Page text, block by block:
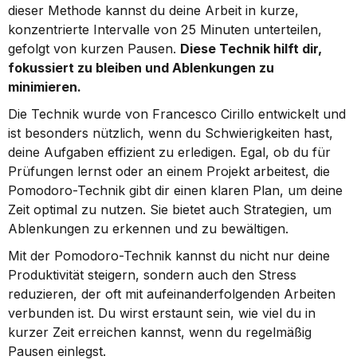
dieser Methode kannst du deine Arbeit in kurze,
konzentrierte Intervalle von 25 Minuten unterteilen,
gefolgt von kurzen Pausen. Diese Technik hilft dir,
fokussiert zu bleiben und Ablenkungen zu
minimieren.
Die Technik wurde von Francesco Cirillo entwickelt und
ist besonders nützlich, wenn du Schwierigkeiten hast,
deine Aufgaben effizient zu erledigen. Egal, ob du für
Prüfungen lernst oder an einem Projekt arbeitest, die
Pomodoro-Technik gibt dir einen klaren Plan, um deine
Zeit optimal zu nutzen. Sie bietet auch Strategien, um
Ablenkungen zu erkennen und zu bewältigen.
Mit der Pomodoro-Technik kannst du nicht nur deine
Produktivität steigern, sondern auch den Stress
reduzieren, der oft mit aufeinanderfolgenden Arbeiten
verbunden ist. Du wirst erstaunt sein, wie viel du in
kurzer Zeit erreichen kannst, wenn du regelmäßig
Pausen einlegst.